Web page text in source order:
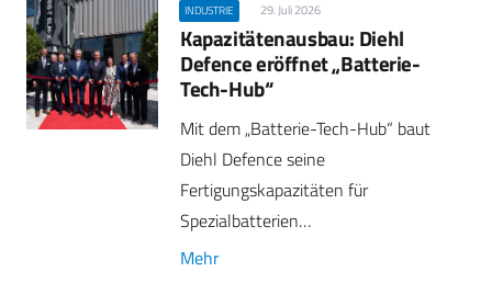
INDUSTRIE 29. Juli 2026
Kapazitätenausbau: Diehl
Defence eröffnet „Batterie-
Tech-Hub“
Mit dem „Batterie-Tech-Hub“ baut
Diehl Defence seine
Fertigungskapazitäten für
Spezialbatterien…
Mehr